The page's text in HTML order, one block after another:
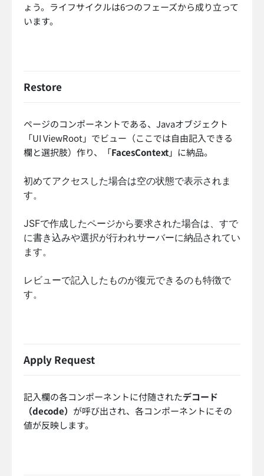
ょう。ライフサイクルは6つのフェーズから成り立って
います。
Restore
ページのコンポーネントである、Javaオブジェクト
「UI ViewRoot」でビュー（ここでは自由記入できる
欄と選択肢）作り、「FacesContext」に納品。
初めてアクセスした場合は空の状態で表示されま
す。
JSFで作成したページから要求された場合は、すで
に書き込みや選択が行われサーバーに納品されてい
ます。
レビューで記入したものが復元できるのも特徴で
す。
Apply Request
記入欄の各コンポーネントに付随されたデコード
（decode） が呼び出され、各コンポーネントにその
値が反映します。